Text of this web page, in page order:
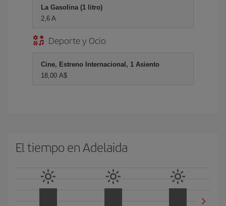
La Gasolina (1 litro)
2,6 A
Deporte y Ocio
Cine, Estreno Internacional, 1 Asiento
18,00 A$
El tiempo en Adelaida